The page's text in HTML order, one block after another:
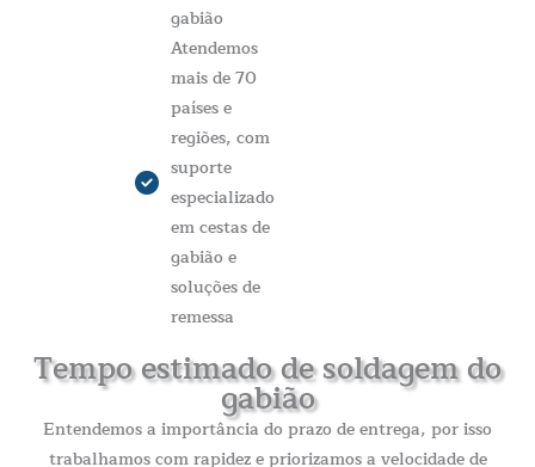
gabião
Atendemos
mais de 70
países e
regiões, com
suporte
especializado
em cestas de
gabião e
soluções de
remessa
Tempo estimado de soldagem do
gabião
Entendemos a importância do prazo de entrega, por isso
trabalhamos com rapidez e priorizamos a velocidade de